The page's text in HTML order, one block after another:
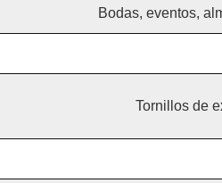
Bodas, eventos,
Tornillos de